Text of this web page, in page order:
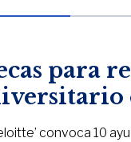
para
convoca 10